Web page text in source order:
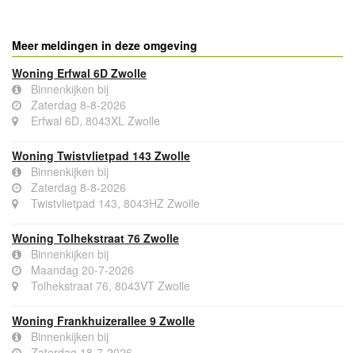
Meer meldingen in deze omgeving
Woning Erfwal 6D Zwolle
Binnenkijken bij
Zaterdag 8-8-2026
Erfwal 6D, 8043XL Zwolle
Woning Twistvlietpad 143 Zwolle
Binnenkijken bij
Zaterdag 8-8-2026
Twistvlietpad 143, 8043HZ Zwolle
Woning Tolhekstraat 76 Zwolle
Binnenkijken bij
Maandag 20-7-2026
Tolhekstraat 76, 8043VT Zwolle
Woning Frankhuizerallee 9 Zwolle
Binnenkijken bij